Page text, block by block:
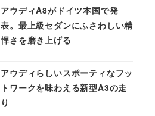
アウディA8がドイツ本国で発
表。最上級セダンにふさわしい精
悍さを磨き上げる
アウディらしいスポーティなフッ
トワークを味わえる新型A3の走
り